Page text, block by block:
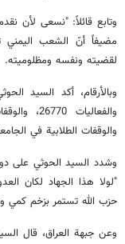
وتابع قائلاً: "نسعى لأن
مضيفاً أنّ الشعب اليمني
لقضيته ونفسه ومظلوميته.
والوقفات الطلابية في الجامعات والمدارس
وشدد السيد الحوثي على
"لولا هذا الجهاد لكان
حزب الله تستمر بزخم كمي
وعن جبهة العراق، قال